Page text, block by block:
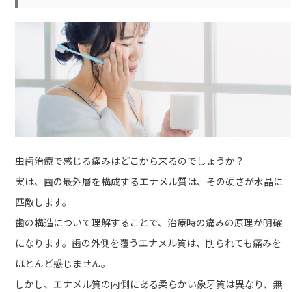
虫歯治療で感じる痛みはどこから来るのでしょうか？
実は、歯の最外層を構成するエナメル質は、その硬さが水晶に
匹敵します。
歯の構造について理解することで、治療時の痛みの原理が明確
になります。歯の外側を覆うエナメル質は、削られても痛みを
ほとんど感じません。
しかし、エナメル質の内側にある柔らかい象牙質は異なり、無